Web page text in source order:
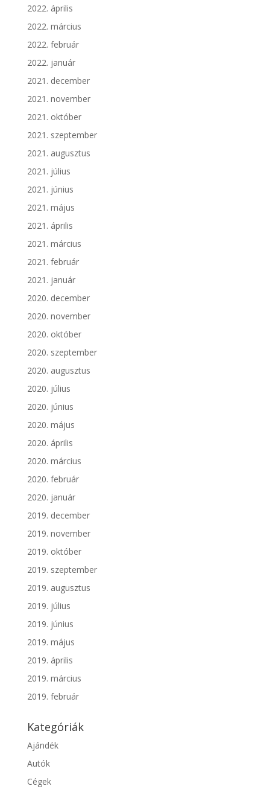
2022. április
2022. március
2022. február
2022. január
2021. december
2021. november
2021. október
2021. szeptember
2021. augusztus
2021. július
2021. június
2021. május
2021. április
2021. március
2021. február
2021. január
2020. december
2020. november
2020. október
2020. szeptember
2020. augusztus
2020. július
2020. június
2020. május
2020. április
2020. március
2020. február
2020. január
2019. december
2019. november
2019. október
2019. szeptember
2019. augusztus
2019. július
2019. június
2019. május
2019. április
2019. március
2019. február
Kategóriák
Ajándék
Autók
Cégek